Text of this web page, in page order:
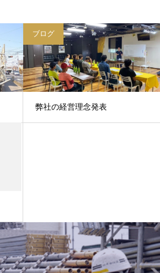
ブログ
弊社の経営理念発表